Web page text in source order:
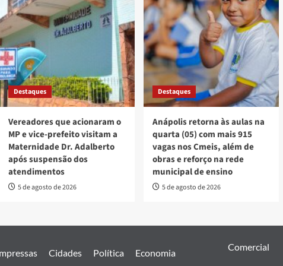
Destaques
Vereadores que acionaram o
MP e vice-prefeito visitam a
Maternidade Dr. Adalberto
após suspensão dos
atendimentos
5 de agosto de 2026
Destaques
Anápolis retorna às aulas na
quarta (05) com mais 915
vagas nos Cmeis, além de
obras e reforço na rede
municipal de ensino
5 de agosto de 2026
Cidades Política
Economia
Comercial